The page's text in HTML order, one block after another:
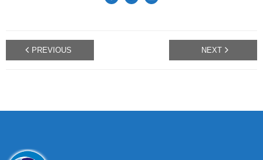
PREVIOUS NEXT